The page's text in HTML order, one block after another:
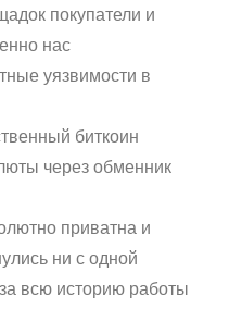
покупатели и
нас
уязвимости в
биткоин
через обменник
приватна и
ни с одной
всю историю работы